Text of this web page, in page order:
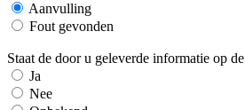
Aanvulling
Fout gevonden
Staat de door u geleverde informatie op
Ja
Nee